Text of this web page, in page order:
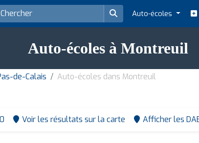
Auto-écoles
Auto-écoles à Montreuil
de-Calais Auto-écoles dans Montreuil
Voir les résultats sur la carte Afficher les